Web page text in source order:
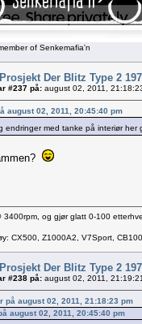
of Senkemafia'n
Der Blitz Type 2
#237 på: august 02, 2011,
august 02, 2011, 20:45:40 pm
endringer med tanke på interiør
3400rpm, og gjør glatt 0-100
CX500, Z1000A2, V7Sport, CB100
Der Blitz Type 2
#238 på: august 02, 2011,
på august 02, 2011, 21:18:23 pm
august 02, 2011, 20:45:40 pm